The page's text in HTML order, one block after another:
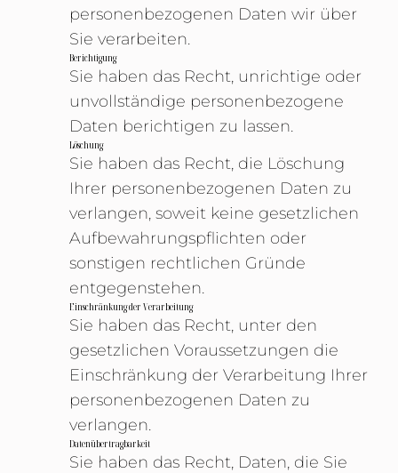
personenbezogenen Daten wir über
Sie verarbeiten.
Berichtigung
Sie haben das Recht, unrichtige oder
unvollständige personenbezogene
Daten berichtigen zu lassen.
Löschung
Sie haben das Recht, die Löschung
Ihrer personenbezogenen Daten zu
verlangen, soweit keine gesetzlichen
Aufbewahrungspflichten oder
sonstigen rechtlichen Gründe
entgegenstehen.
Einschränkung der Verarbeitung
Sie haben das Recht, unter den
gesetzlichen Voraussetzungen die
Einschränkung der Verarbeitung Ihrer
personenbezogenen Daten zu
verlangen.
Datenübertragbarkeit
Sie haben das Recht, Daten, die Sie